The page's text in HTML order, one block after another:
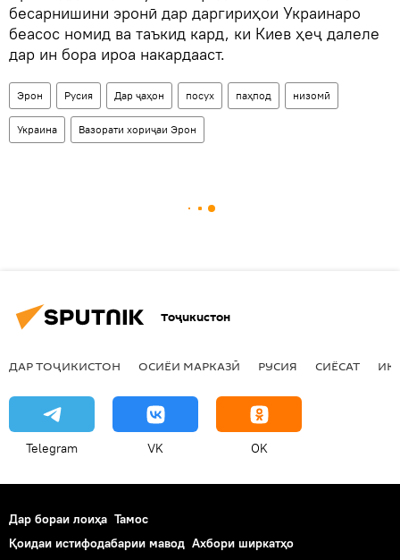
бесарнишини эронӣ дар даргириҳои Украинаро
беасос номид ва таъкид кард, ки Киев ҳеҷ далеле
дар ин бора ироа накардааст.
Эрон Русия Дар ҷаҳон посух паҳпод низомӣ
Украина Вазорати хориҷаи Эрон
Тоҷикистон
ДАР ТОҶИКИСТОН ОСИЁИ МАРКАЗӢ РУСИЯ СИЁСАТ
Telegram VK OK
Дар бораи лоиҳа Тамос
Қоидаи истифодабарии мавод Ахбори ширкатҳо